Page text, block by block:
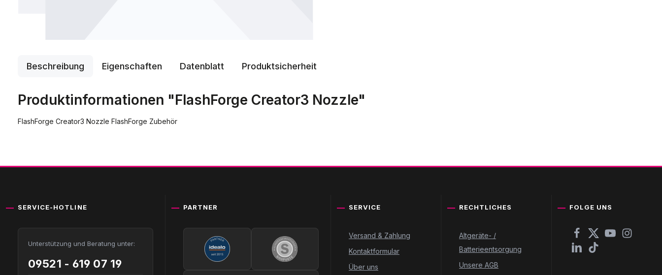
Beschreibung Eigenschaften Datenblatt Produktsicherheit
Produktinformationen "FlashForge Creator3 Nozzle"
FlashForge Creator3 Nozzle FlashForge Zubehör
SERVICE-HOTLINE
Unterstützung und Beratung unter:
09521 - 619 07 19
PARTNER SERVICE
Versand & Zahlung
Kontaktformular
Über uns
RECHTLICHES
Altgeräte- /
Batterieentsorgung
Unsere AGB
FOLGE UNS